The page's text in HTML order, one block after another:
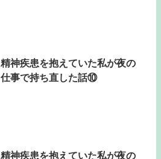
精神疾患を抱えていた私が夜の
仕事で持ち直した話⑩
精神疾患を抱えていた私が夜の